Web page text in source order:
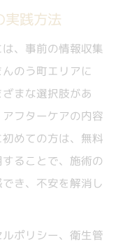
実践方法
、事前の情報収集
のう町エリアに
まな選択肢があ
フターケアの内容
めての方は、無料
ることで、施術の
き、不安を解消し
ポリシー、衛生管